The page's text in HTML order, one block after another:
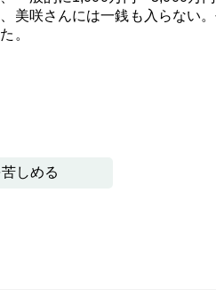
美咲さんには一銭も入らない
。
しめる